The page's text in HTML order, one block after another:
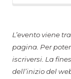
L’evento viene
pagina. Per
iscriversi. La
dell’inizio del